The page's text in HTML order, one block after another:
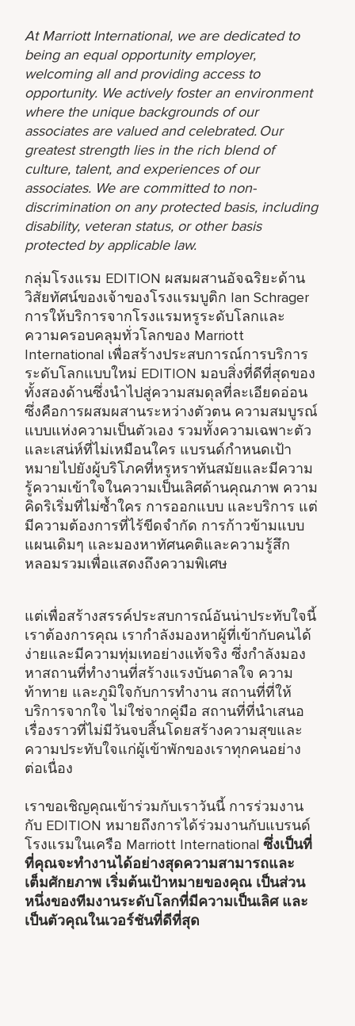
At Marriott International, we are dedicated to
being an equal opportunity employer,
welcoming all and providing access to
opportunity. We actively foster an environment
where the unique backgrounds of our
associates are valued and celebrated. Our
greatest strength lies in the rich blend of
culture, talent, and experiences of our
associates. We are committed to non-
discrimination on any protected basis, including
disability, veteran status, or other basis
protected by applicable law.
กลุ่มโรงแรม EDITION ผสมผสานอัจฉริยะด้าน
วิสัยทัศน์ของเจ้าของโรงแรมบูติก Ian Schrager
การให้บริการจากโรงแรมหรูระดับโลกและ
ความครอบคลุมทั่วโลกของ Marriott
International เพื่อสร้างประสบการณ์การบริการ
ระดับโลกแบบใหม่ EDITION มอบสิ่งที่ดีที่สุดของ
ทั้งสองด้านซึ่งนำไปสู่ความสมดุลที่ละเอียดอ่อน
ซึ่งคือการผสมผสานระหว่างตัวตน ความสมบูรณ์
แบบแห่งความเป็นตัวเอง รวมทั้งความเฉพาะตัว
และเสน่ห์ที่ไม่เหมือนใคร แบรนด์กำหนดเป้า
หมายไปยังผู้บริโภคที่หรูหราทันสมัยและมีความ
รู้ความเข้าใจในความเป็นเลิศด้านคุณภาพ ความ
คิดริเริ่มที่ไม่ซ้ำใคร การออกแบบ และบริการ แต่
มีความต้องการที่ไร้ขีดจำกัด การก้าวข้ามแบบ
แผนเดิมๆ และมองหาทัศนคติและความรู้สึก
หลอมรวมเพื่อแสดงถึงความพิเศษ
แต่เพื่อสร้างสรรค์ประสบการณ์อันน่าประทับใจนี้
เราต้องการคุณ เรากำลังมองหาผู้ที่เข้ากับคนได้
ง่ายและมีความทุ่มเทอย่างแท้จริง ซึ่งกำลังมอง
หาสถานที่ทำงานที่สร้างแรงบันดาลใจ ความ
ท้าทาย และภูมิใจกับการทำงาน สถานที่ที่ให้
บริการจากใจ ไม่ใช่จากคู่มือ สถานที่ที่นำเสนอ
เรื่องราวที่ไม่มีวันจบสิ้นโดยสร้างความสุขและ
ความประทับใจแก่ผู้เข้าพักของเราทุกคนอย่าง
ต่อเนื่อง
เราขอเชิญคุณเข้าร่วมกับเราวันนี้ การร่วมงาน
กับ EDITION หมายถึงการได้ร่วมงานกับแบรนด์
โรงแรมในเครือ Marriott Internationalซึ่งเป็นที่
ที่คุณจะทำงานได้อย่างสุดความสามารถและ
เต็มศักยภาพ เริ่มต้นเป้าหมายของคุณ เป็นส่วน
หนึ่งของทีมงานระดับโลกที่มีความเป็นเลิศ และ
เป็นตัวคุณในเวอร์ชันที่ดีที่สุด